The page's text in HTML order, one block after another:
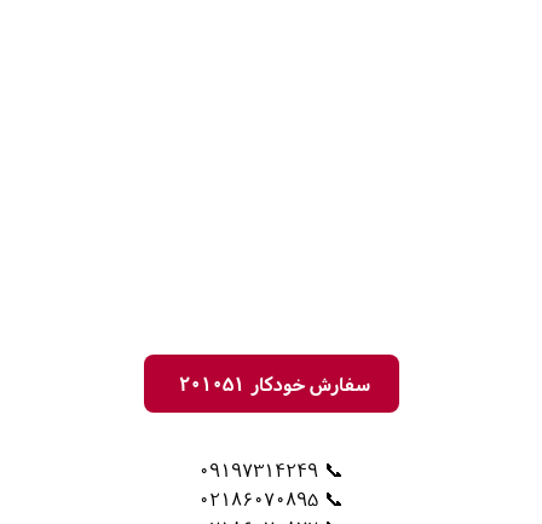
سفارش خودکار 201051
📞 09197314249
📞 02186070895